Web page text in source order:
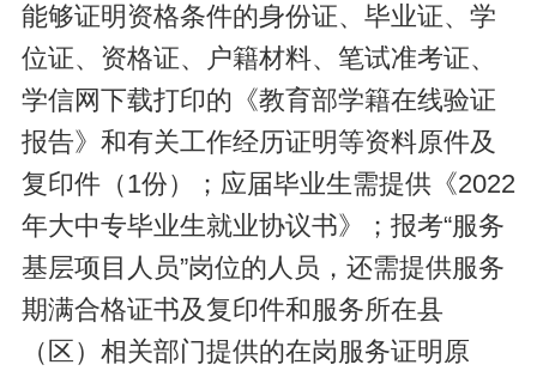
能够证明资格条件的身份证、毕业证、学
位证、资格证、户籍材料、笔试准考证、
学信网下载打印的《教育部学籍在线验证
报告》和有关工作经历证明等资料原件及
复印件（1份）；应届毕业生需提供《2022
年大中专毕业生就业协议书》；报考“服务
基层项目人员”岗位的人员，还需提供服务
期满合格证书及复印件和服务所在县
（区）相关部门提供的在岗服务证明原